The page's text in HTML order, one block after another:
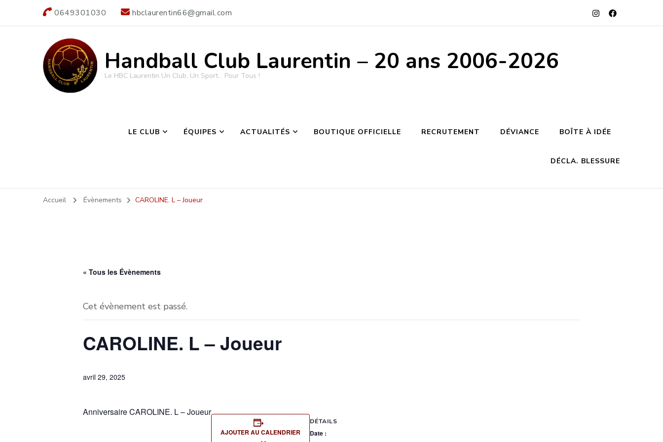
0649301030 hbclaurentin66@gmail.com
Handball Club Laurentin – 20 ans 2006-2026
Le HBC Laurentin Un Club, Un Sport… Pour Tous !
LE CLUB ÉQUIPES ACTUALITÉS BOUTIQUE OFFICIELLE RECRUTEMENT DÉVIANCE BOÎTE À IDÉE
DÉCLA. BLESSURE
Accueil Évènements CAROLINE. L – Joueur
« Tous les Évènements
Cet évènement est passé.
CAROLINE. L – Joueur
avril 29, 2025
Anniversaire CAROLINE. L – Joueur
AJOUTER AU CALENDRIER
DÉTAILS
Date :